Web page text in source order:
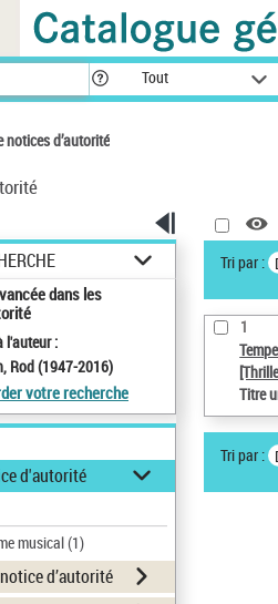
Tout
notices d’autorité
dans les
l'auteur :
Rod (1947-2016)
votre recherche
d'autorité
musical(1)
d’autorité
Tri par :
1
Titre
Tri par :